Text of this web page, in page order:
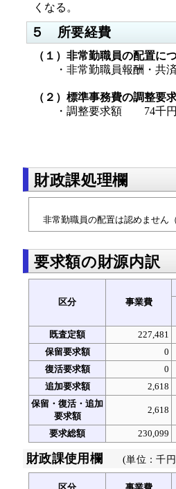
くなる。
５ 所要経費
（１）非常勤職員の配置に
・非常勤職員報酬・共
（２）標準事務費の調整要
・調整要求額 74千円
財政課処理欄
非常勤職員の配置は認めません
要求額の財源内訳
区分 事業費
既査定額 227,481
保留要求額
0
復活要求額
0
追加要求額
2,618
保留・復活・追加
要求額
2,618
要求総額 230,099
財政課使用欄 (単位：千